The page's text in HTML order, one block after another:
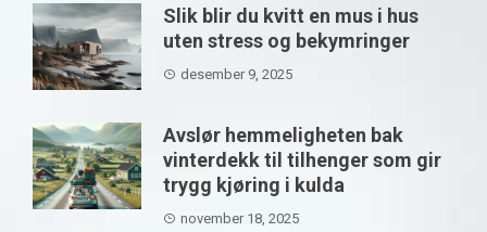
Slik blir du kvitt en mus i hus
uten stress og bekymringer
desember 9, 2025
Avslør hemmeligheten bak
vinterdekk til tilhenger som gir
trygg kjøring i kulda
november 18, 2025